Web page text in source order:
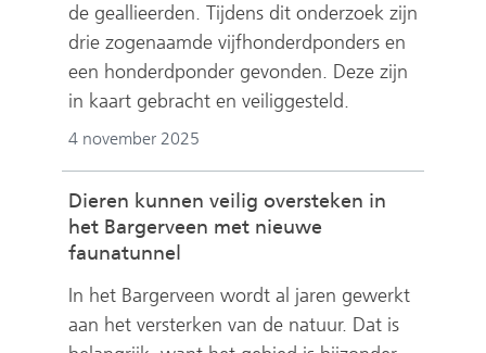
de geallieerden. Tijdens dit onderzoek zijn
drie zogenaamde vijfhonderdponders en
een honderdponder gevonden. Deze zijn
in kaart gebracht en veiliggesteld.
4 november 2025
Dieren kunnen veilig oversteken in
het Bargerveen met nieuwe
faunatunnel
In het Bargerveen wordt al jaren gewerkt
aan het versterken van de natuur. Dat is